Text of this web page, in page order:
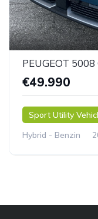
PEUGEOT
€49.990
Sport Utility
Hybrid - Benzin